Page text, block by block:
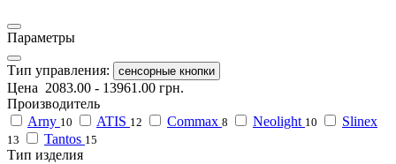
Параметры
Тип управления: сенсорные кнопки
Цена 2083.00 - 13961.00 грн.
Производитель
Arny 10 ATIS 12 Commax 8 Neolight 10 Slinex
13 Tantos 15
Тип изделия